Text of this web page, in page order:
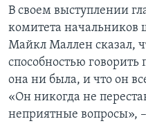
В своем выступлении
комитета
Майкл Маллен сказал,
способностью говорить
она ни была, и что он
«Он никогда не
неприятные вопросы»,